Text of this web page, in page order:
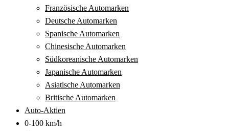
Französische Automarken
Deutsche Automarken
Spanische Automarken
Chinesische Automarken
Südkoreanische Automarken
Japanische Automarken
Asiatische Automarken
Britische Automarken
Auto-Aktien
0-100 km/h